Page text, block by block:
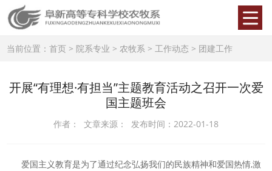
当前位置：首页 > 院系专业 >农牧系 >工作动态 > 团建工作
开展“有理想·有担当”主题教育活动之召开一次爱
国主题班会
作者： 文章来源： 发布时间：2022-01-18
爱国主义教育是为了通过纪念弘扬我们的民族精神和爱国热情,激